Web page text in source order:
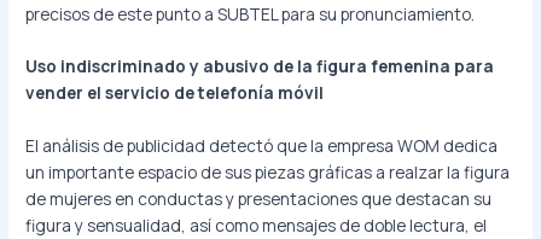
precisos de este punto a SUBTEL para su pronunciamiento.
Uso indiscriminado y abusivo de la figura femenina para
vender el servicio de telefonía móvil
El análisis de publicidad detectó que la empresa WOM dedica
un importante espacio de sus piezas gráficas a realzar la figura
de mujeres en conductas y presentaciones que destacan su
figura y sensualidad, así como mensajes de doble lectura, el